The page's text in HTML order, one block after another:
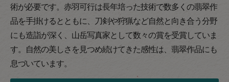
術が必要です。赤羽可行は長年培った技術で数多くの翡翠作
品を手掛けるとともに、刀剣や狩猟など自然と向き合う分野
にも造詣が深く、山岳写真家として数々の賞を受賞していま
す。自然の美しさを見つめ続けてきた感性は、翡翠作品にも
息づいています。